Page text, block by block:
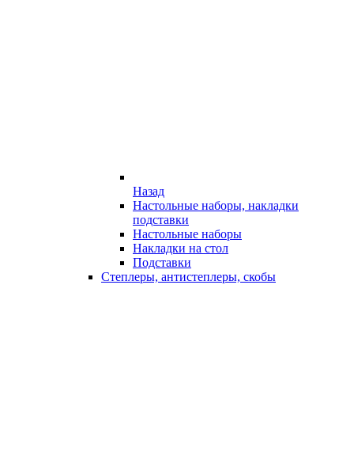
Назад
Настольные наборы, накладки
подставки
Настольные наборы
Накладки на стол
Подставки
Степлеры, антистеплеры, скобы